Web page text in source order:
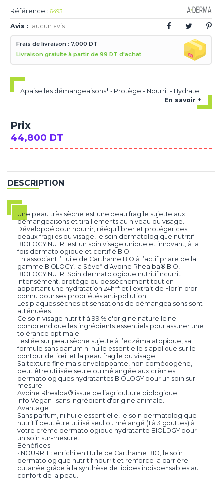
Référence : 6493
Avis : aucun avis
Frais de livraison : 7,000 DT
Livraison gratuite à partir de 99 DT d'achat
Apaise les démangeaisons* - Protège - Nourrit - Hydrate
En savoir +
Prix
44,800 DT
DESCRIPTION
Une peau très sèche est une peau fragile sujette aux
démangeaisons et tiraillements au niveau du visage.
Développé pour nourrir, rééquilibrer et protéger ces
peaux fragiles du visage, le soin dermatologique nutritif
BIOLOGY NUTRI est un soin visage unique et innovant, à la
fois dermatologique et certifié BIO.
En associant l’Huile de Carthame BIO à l’actif phare de la
gamme BIOLOGY, la Sève* d’Avoine Rhealba® BIO,
BIOLOGY NUTRI Soin dermatologique nutritif nourrit
intensément, protège du dessèchement tout en
apportant une hydratation 24h** et l'extrait de Florin d'or
connu pour ses propriétés anti-pollution.
Les plaques sèches et sensations de démangeaisons sont
atténuées.
Ce soin visage nutritif à 99 % d'origine naturelle ne
comprend que les ingrédients essentiels pour assurer une
tolérance optimale.
Testée sur peau sèche sujette à l’eczéma atopique, sa
formule sans parfum ni huile essentielle s'applique sur le
contour de l’œil et la peau fragile du visage.
Sa texture fine mais enveloppante, non comédogène,
peut être utilisée seule ou mélangée aux crèmes
dermatologiques hydratantes BIOLOGY pour un soin sur
mesure.
Avoine Rhealba® issue de l’agriculture biologique.
Info Vegan : sans ingrédient d'origine animale.
Avantage
Sans parfum, ni huile essentielle, le soin dermatologique
nutritif peut être utilisé seul ou mélangé (1 à 3 gouttes) à
votre crème dermatologique hydratante BIOLOGY pour
un soin sur-mesure.
Bénéfices
• NOURRIT : enrichi en Huile de Carthame BIO, le soin
dermatologique nutritif nourrit et renforce la barrière
cutanée grâce à la synthèse de lipides indispensables au
confort de la peau.